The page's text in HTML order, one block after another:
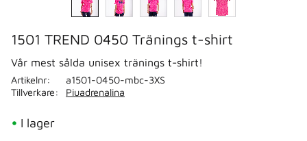
1501 TREND 0450 Tränings t-shirt
Vår mest sålda unisex tränings t-shirt!
I lager
Artikelnr
a1501-0450-mbc-3XS
Tillverkare
Piuadrenalina